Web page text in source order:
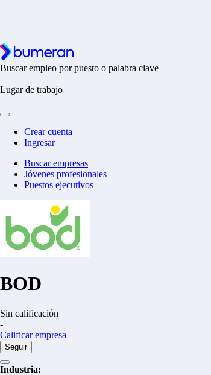
Buscar empleo por puesto o palabra clave
Lugar de trabajo
Crear cuenta
Ingresar
Buscar empresas
Jóvenes profesionales
Puestos ejecutivos
BOD
Sin calificación
-
Calificar empresa
Seguir
Industria: